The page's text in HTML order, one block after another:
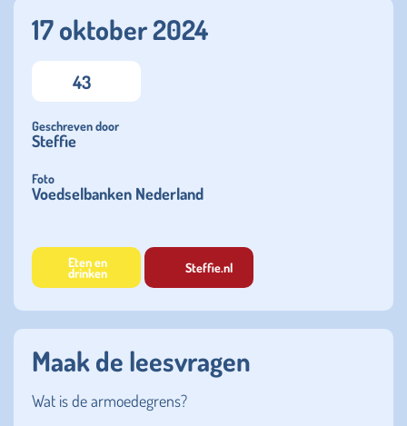
17 oktober 2024
43
Geschreven door
Steffie
Foto
Voedselbanken Nederland
Eten en
drinken Steffie.nl
Maak de leesvragen
Wat is de armoedegrens?